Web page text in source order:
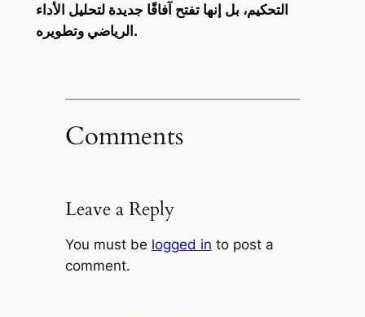
التحكيم، بل إنها تفتح آفاقًا جديدة لتحليل الأداء
الرياضي وتطويره.
Comments
Leave a Reply
You must be logged in to post a
comment.